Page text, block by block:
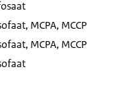
MCPA, MCCP
MCPA, MCCP